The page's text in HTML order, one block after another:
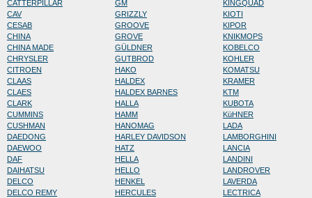
CATTERPILLAR
CAV
CESAB
CHINA
CHINA MADE
CHRYSLER
CITROEN
CLAAS
CLAES
CLARK
CUMMINS
CUSHMAN
DAEDONG
DAEWOO
DAF
DAIHATSU
DELCO
DELCO REMY
GM
GRIZZLY
GROOVE
GROVE
GÜLDNER
GUTBROD
HAKO
HALDEX
HALDEX BARNES
HALLA
HAMM
HANOMAG
HARLEY DAVIDSON
HATZ
HELLA
HELLO
HENKEL
HERCULES
KINGQUAD
KIOTI
KIPOR
KNIKMOPS
KOBELCO
KOHLER
KOMATSU
KRAMER
KTM
KUBOTA
KüHNER
LADA
LAMBORGHINI
LANCIA
LANDINI
LANDROVER
LAVERDA
LECTRICA